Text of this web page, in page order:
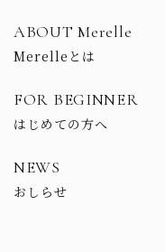
ABOUT Merelle
Merelleとは
FOR BEGINNER
はじめての方へ
NEWS
おしらせ